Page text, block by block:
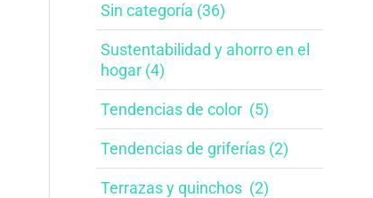
Sin categoría (36)
Sustentabilidad y ahorro en el
hogar​ (4)
Tendencias de color ​ (5)
Tendencias de griferías​ (2)
Terrazas y quinchos ​ (2)